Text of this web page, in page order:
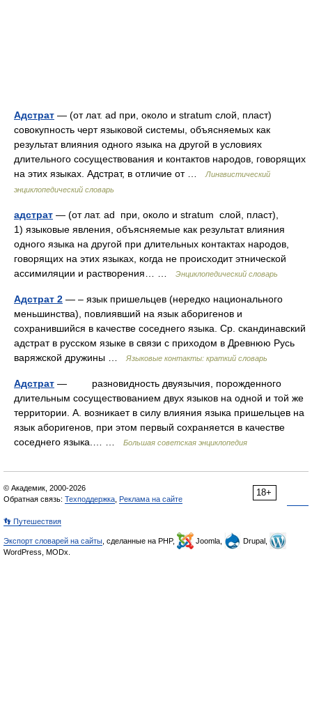
Адстрат — (от лат. ad при, около и stratum слой, пласт)
совокупность черт языковой системы, объясняемых как
результат влияния одного языка на другой в условиях
длительного сосуществования и контактов народов, говорящих
на этих языках. Адстрат, в отличие от …
Лингвистический
энциклопедический словарь
адстрат — (от лат. ad при, около и stratum слой, пласт),
1) языковые явления, объясняемые как результат влияния
одного языка на другой при длительных контактах народов,
говорящих на этих языках, когда не происходит этнической
ассимиляции и растворения… …
Энциклопедический словарь
Адстрат 2 — – язык пришельцев (нередко национального
меньшинства), повлиявший на язык аборигенов и
сохранившийся в качестве соседнего языка. Ср. скандинавский
адстрат в русском языке в связи с приходом в Древнюю Русь
варяжской дружины …
Языковые контакты: краткий словарь
Адстрат — разновидность двуязычия, порожденного
длительным сосуществованием двух языков на одной и той же
территории. А. возникает в силу влияния языка пришельцев на
язык аборигенов, при этом первый сохраняется в качестве
соседнего языка.… …
Большая советская энциклопедия
18+
© Академик, 2000-2026
Обратная связь: Техподдержка Реклама на сайте
👣 Путешествия
Экспорт словарей на сайты , сделанные на PHP, Joomla,
Drupal,
WordPress, MODx.